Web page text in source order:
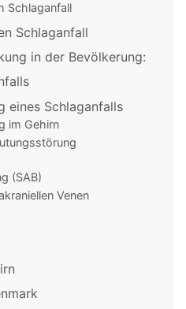
Schlaganfall
Schlaganfall
in der Bevölkerung:
eines Schlaganfalls
im Gehirn
(SAB)
Venen